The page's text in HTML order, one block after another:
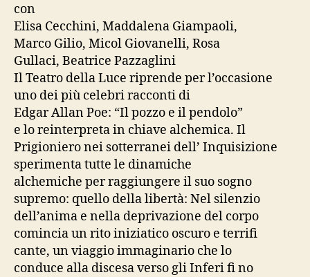
con
Elisa Cecchini, Maddalena Giampaoli,
Marco Gilio, Micol Giovanelli, Rosa
Gullaci, Beatrice Pazzaglini
Il Teatro della Luce riprende per l’occasione
uno dei più celebri racconti di
Edgar Allan Poe: “Il pozzo e il pendolo”
e lo reinterpreta in chiave alchemica. Il
Prigioniero nei sotterranei dell’ Inquisizione
sperimenta tutte le dinamiche
alchemiche per raggiungere il suo sogno
supremo: quello della libertà: Nel silenzio
dell’anima e nella deprivazione del corpo
comincia un rito iniziatico oscuro e terrifi
cante, un viaggio immaginario che lo
conduce alla discesa verso gli Inferi fi no